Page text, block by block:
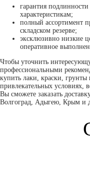
гарантия
характеристикам;
полный ассортимент
складском резерве;
эксклюзивно низкие
оперативное
Чтобы уточнить
профессиональными
купить лаки, краски,
привлекательных условиях,
Вы сможете заказать
Волгоград, Адыгею, Крым и